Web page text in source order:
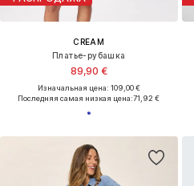
CREAM
Платье-рубашка
89,90 €
Изначальная цена: 109,00 €
Последняя самая низкая цена:71,92 €